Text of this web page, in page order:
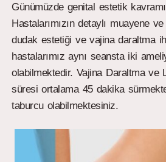
Günümüzde genital estetik
Hastalarımızın detaylı muayene
dudak estetiği ve vajina daraltma
hastalarımız aynı seansta iki
olabilmektedir. Vajina Daraltma ve
süresi ortalama 45 dakika
taburcu olabilmektesiniz.